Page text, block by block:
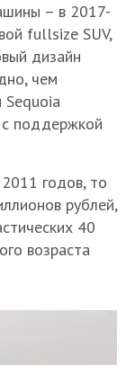
– в 2017-
fullsize SUV,
дизайн
чем
Sequoia
поддержкой
годов, то
рублей,
40
возраста